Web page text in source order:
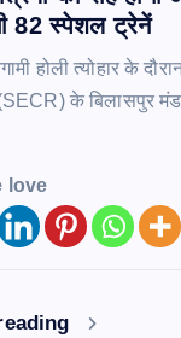
82 स्पेशल ट्रेनें
होली त्योहार के
के बिलासपुर
love